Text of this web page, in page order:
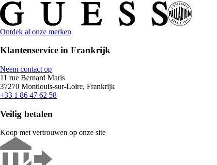
Ontdek al onze merken
Klantenservice in Frankrijk
Neem contact op
11 rue Bernard Maris
37270 Montlouis-sur-Loire, Frankrijk
+33 1 86 47 62 58
Veilig betalen
Koop met vertrouwen op onze site